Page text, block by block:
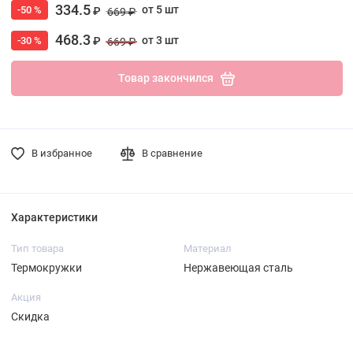
-50 % 334.5₽ 669 ₽ от 5 шт
-30 % 468.3₽ 669 ₽ от 3 шт
Товар закончился
В избранное В сравнение
Характеристики
Тип товара
Термокружки
Материал
Нержавеющая сталь
Акция
Скидка